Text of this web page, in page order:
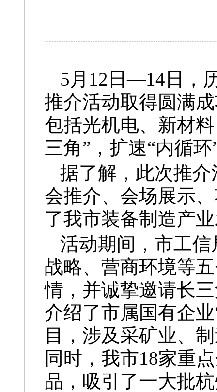
5月12日—14日，
推介活动取得圆满
包括光机电、新材
三角”，扩速“内循
据了解，此次推介
会推介、会场展示
了我市装备制造产
活动期间，市工
战略、营商环境等
情，并诚挚邀请长
介绍了市属国有企
目，涉及采矿业、
同时，我市18家重
品，吸引了一大批